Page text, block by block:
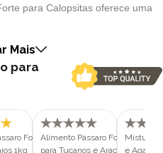
para Calopsitas oferece uma
uma alimentação de
com vitaminas
no crescimento saudável, no
e na absorção de cálcio,
Mais
para
Forte Extrusado
1kg
Alimento Pássaro Forte
para Tucanos e Araçaris 700g
Mistura
e